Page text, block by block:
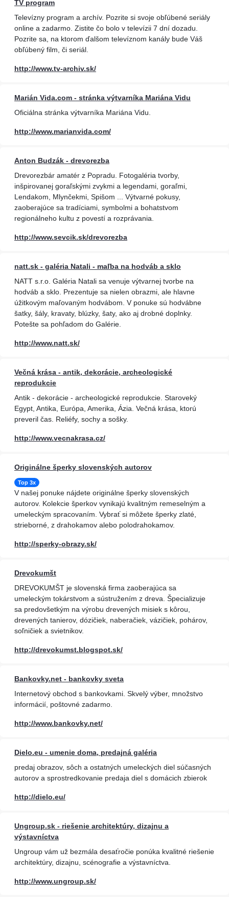
TV program
Televízny program a archív. Pozrite si svoje obľúbené seriály
online a zadarmo. Zistite čo bolo v televízii 7 dní dozadu.
Pozrite sa, na ktorom ďalšom televíznom kanály bude Váš
obľúbený film, či seriál.
http://www.tv-archiv.sk/
Marián Vida.com - stránka výtvarníka Mariána Vidu
Oficiálna stránka výtvarníka Mariána Vidu.
http://www.marianvida.com/
Anton Budzák - drevorezba
Drevorezbár amatér z Popradu. Fotogaléria tvorby,
inšpirovanej goraľskými zvykmi a legendami, goraľmi,
Lendakom, Mlynčekmi, Spišom ... Výtvarné pokusy,
zaoberajúce sa tradíciami, symbolmi a bohatstvom
regionálneho kultu z povestí a rozprávania.
http://www.sevcik.sk/drevorezba
natt.sk - galéria Natali - maľba na hodváb a sklo
NATT s.r.o. Galéria Natali sa venuje výtvarnej tvorbe na
hodváb a sklo. Prezentuje sa nielen obrazmi, ale hlavne
úžitkovým maľovaným hodvábom. V ponuke sú hodvábne
šatky, šály, kravaty, blúzky, šaty, ako aj drobné doplnky.
Potešte sa pohľadom do Galérie.
http://www.natt.sk/
Večná krása - antik, dekorácie, archeologické
reprodukcie
Antik - dekorácie - archeologické reprodukcie. Staroveký
Egypt, Antika, Európa, Amerika, Ázia. Večná krása, ktorú
preveril čas. Reliéfy, sochy a sošky.
http://www.vecnakrasa.cz/
Originálne šperky slovenských autorov
Top 3x
V našej ponuke nájdete originálne šperky slovenských
autorov. Kolekcie šperkov vynikajú kvalitným remeselným a
umeleckým spracovaním. Vybrať si môžete šperky zlaté,
strieborné, z drahokamov alebo polodrahokamov.
http://sperky-obrazy.sk/
Drevokumšt
DREVOKUMŠT je slovenská firma zaoberajúca sa
umeleckým tokárstvom a sústružením z dreva. Špecializuje
sa predovšetkým na výrobu drevených misiek s kôrou,
drevených tanierov, dózičiek, naberačiek, vázičiek, pohárov,
soľničiek a svietnikov.
http://drevokumst.blogspot.sk/
Bankovky.net - bankovky sveta
Internetový obchod s bankovkami. Skvelý výber, množstvo
informácií, poštovné zadarmo.
http://www.bankovky.net/
Dielo.eu - umenie doma, predajná galéria
predaj obrazov, sôch a ostatných umeleckých diel súčasných
autorov a sprostredkovanie predaja diel s domácich zbierok
http://dielo.eu/
Ungroup.sk - riešenie architektúry, dizajnu a
výstavníctva
Ungroup vám už bezmála desaťročie ponúka kvalitné riešenie
architektúry, dizajnu, scénografie a výstavníctva.
http://www.ungroup.sk/